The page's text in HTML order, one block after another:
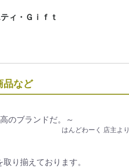
ィ・Ｇｉｆｔ
品など
のブランドだ。～
はんどわーく 店主より
り揃えております。